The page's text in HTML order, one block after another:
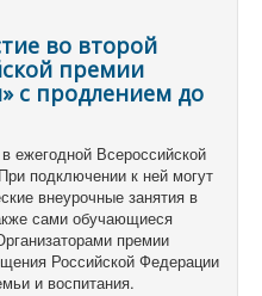
во второй
премии
с продлением до
ежегодной Всероссийской
подключении к ней могут
внеурочные занятия в
сами обучающиеся
премии
Российской Федерации
и воспитания.